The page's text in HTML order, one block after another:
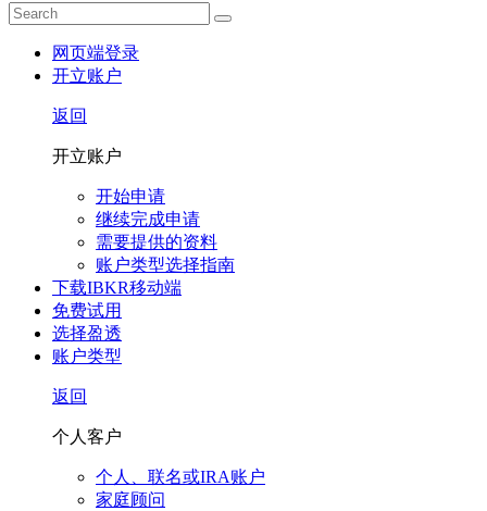
网页端登录
开立账户
返回
开立账户
开始申请
继续完成申请
需要提供的资料
账户类型选择指南
下载IBKR移动端
免费试用
选择盈透
账户类型
返回
个人客户
个人、联名或IRA账户
家庭顾问